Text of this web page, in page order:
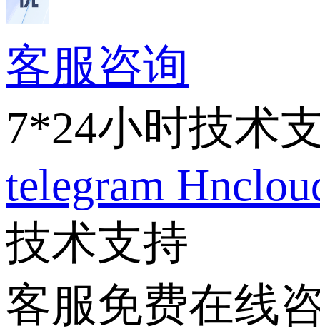
客服咨询
7*24小时技术
telegram
技术支持
客服免费在线